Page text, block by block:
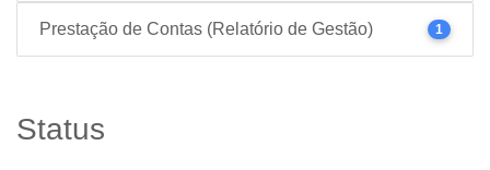
Prestação de Contas (Relatório de Gestão) 1
Status